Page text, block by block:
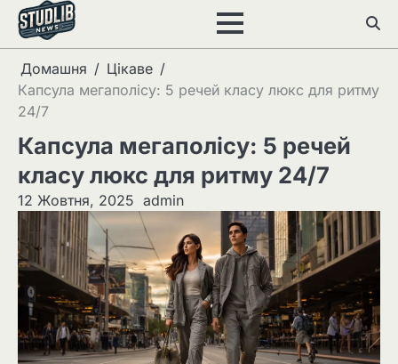
Перейти
вмісту
Домашня
Цікаве
Капсула мегаполісу: 5 речей класу люкс для ритму
24/7
Капсула мегаполісу: 5 речей
класу люкс для ритму 24/7
12 Жовтня, 2025 admin